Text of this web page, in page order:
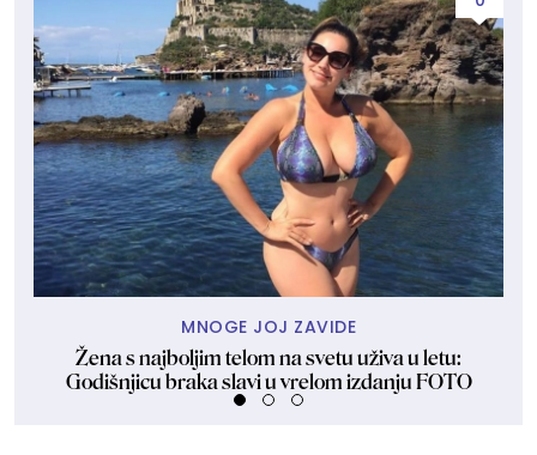
MNOGE JOJ ZAVIDE
Žena s najboljim telom na svetu uživa u letu:
Godišnjicu braka slavi u vrelom izdanju FOTO